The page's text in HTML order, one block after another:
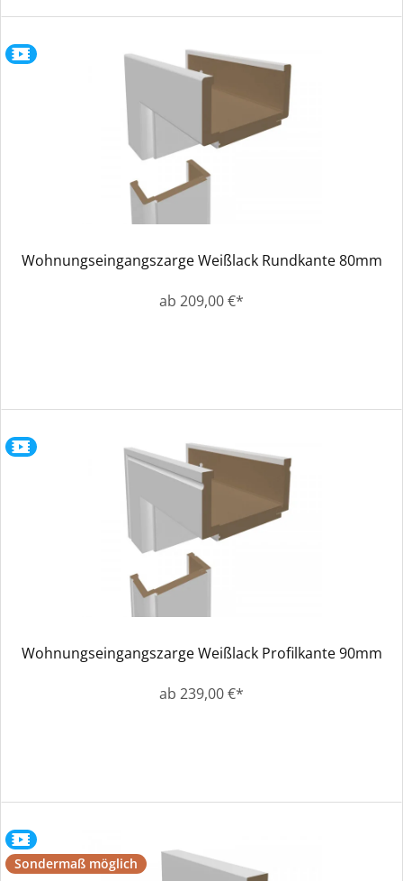
Wohnungseingangszarge Weißlack Rundkante 80mm
ab 209,00 €*
Wohnungseingangszarge Weißlack Profilkante 90mm
ab 239,00 €*
Sondermaß möglich